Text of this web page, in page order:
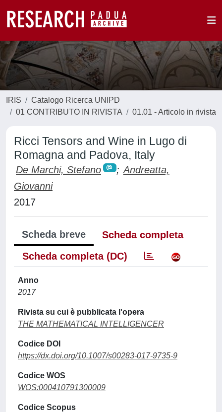
IRIS
Catalogo Ricerca UNIPD
01 CONTRIBUTO IN RIVISTA
01.01 - Articolo in rivista
Ricci Tensors and Wine in Lugo di
Romagna and Padova, Italy
De Marchi, Stefano ; Andreatta,
Giovanni
2017
Scheda breve
Scheda completa
Scheda completa (DC)
Anno
2017
Rivista su cui è pubblicata l'opera
THE MATHEMATICAL INTELLIGENCER
Codice DOI
https://dx.doi.org/10.1007/s00283-017-9735-9
Codice WOS
WOS:000410791300009
Codice Scopus